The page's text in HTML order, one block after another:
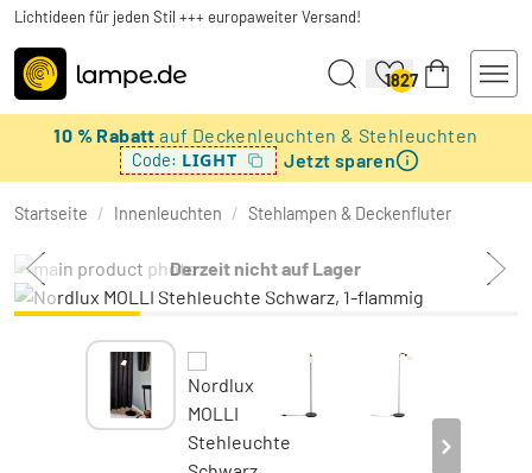
Lichtideen für jeden Stil +++ europaweiter Versand!
1827
10 % Rabattauf Deckenleuchten & Stehleuchten
Code: LIGHT Jetzt sparen
Startseite / Innenleuchten / Stehlampen & Deckenfluter
Derzeit nicht auf Lager